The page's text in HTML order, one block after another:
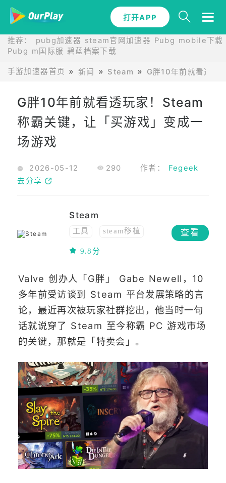
打开APP
推荐： pubg加速器 steam官网加速器 Pubg mobile下载
Pubg m国际服 碧蓝档案下载
手游加速器首页 新闻 Steam G胖10年前就看透玩
G胖10年前就看透玩家！Steam
称霸关键，让「买游戏」变成一
场游戏
2026-05-12 290 作者： Fegeek
去分享
Steam
工具
steam移植
9.8分
查看
Valve 创办人「G胖」 Gabe Newell，10
多年前受访谈到 Steam 平台发展策略的言
论，最近再次被玩家社群挖出，他当时一句
话就说穿了 Steam 至今称霸 PC 游戏市场
的关键，那就是「特卖会」。